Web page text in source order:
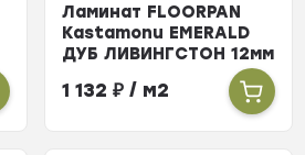
Ламинат FLOORPAN
Kastamonu EMERALD
ДУБ ЛИВИНГСТОН 12мм
1 132₽ / м2